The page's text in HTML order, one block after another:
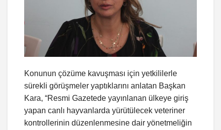
Konunun çözüme kavuşması için yetkililerle
sürekli görüşmeler yaptıklarını anlatan Başkan
Kara, “Resmi Gazetede yayınlanan ülkeye giriş
yapan canlı hayvanlarda yürütülecek veteriner
kontrollerinin düzenlenmesine dair yönetmeliğin